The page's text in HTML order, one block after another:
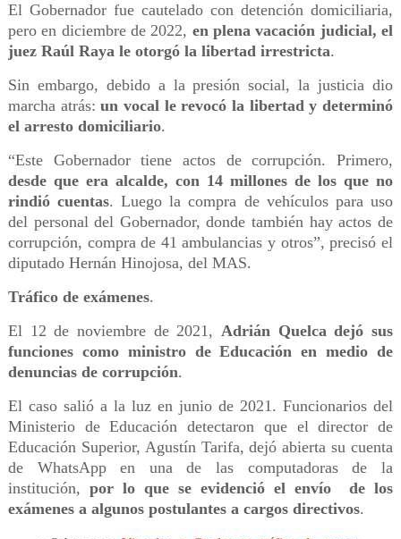
El Gobernador fue cautelado con detención domiciliaria,
pero en diciembre de 2022, en plena vacación judicial, el
juez Raúl Raya le otorgó la libertad irrestricta.
Sin embargo, debido a la presión social, la justicia dio
marcha atrás:un vocal le revocó la libertad y determinó
el arresto domiciliario.
“Este Gobernador tiene actos de corrupción. Primero,
desde que era alcalde, con 14 millones de los que no
rindió cuentas. Luego la compra de vehículos para uso
del personal del Gobernador, donde también hay actos de
corrupción, compra de 41 ambulancias y otros”, precisó el
diputado Hernán Hinojosa, del MAS.
Tráfico de exámenes.
El 12 de noviembre de 2021,Adrián Quelca dejó sus
funciones como ministro de Educación en medio de
denuncias de corrupción.
El caso salió a la luz en junio de 2021. Funcionarios del
Ministerio de Educación detectaron que el director de
Educación Superior, Agustín Tarifa, dejó abierta su cuenta
de WhatsApp en una de las computadoras de la
institución, por lo que se evidenció el envío de los
exámenes a algunos postulantes a cargos directivos.